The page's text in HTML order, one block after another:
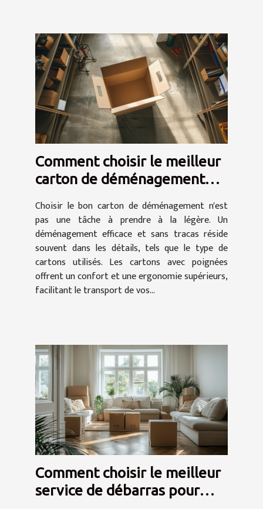
Comment choisir le meilleur
carton de déménagement
Choisir le bon carton de déménagement n'est
pas une tâche à prendre à la légère. Un
déménagement efficace et sans tracas réside
souvent dans les détails, tels que le type de
cartons utilisés. Les cartons avec poignées
offrent un confort et une ergonomie supérieurs,
facilitant le transport de vos...
Comment choisir le meilleur
service de débarras pour